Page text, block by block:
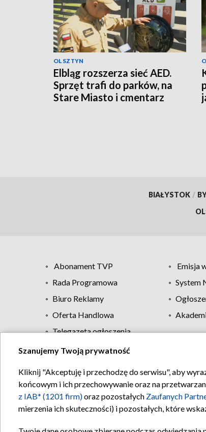
OLSZTYN
Elbląg rozszerza sieć AED.
Sprzęt trafi do parków, na
Stare Miasto i cmentarz
BIAŁYSTOK /
Abonament TVP Emisja
Rada Programowa
System
Biuro Reklamy
Oferta Handlowa
Telegazeta ogłoszenia
Regulamin
Szanujemy Twoją prywatność
Kliknij "Akceptuję i przechodzę do serwisu", aby
końcowym i ich przechowywanie oraz na
z IAB* (1201 firm)oraz pozostałych Zaufanych
mierzenia ich skuteczności) i pozostałych, które